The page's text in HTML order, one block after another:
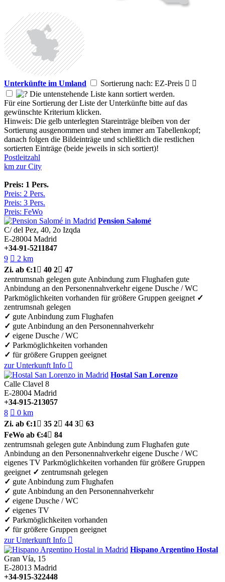
Unterkünfte im Umland Sortierung nach: EZ-Preis  
Die untenstehende Liste kann sortiert werden.
Für eine Sortierung der Liste der Unterkünfte bitte auf das
gewünschte Kriterium klicken.
Hinweis: Die gelb unterlegten Stareinträge bleiben von der
Sortierung ausgenommen und stehen immer am Tabellenkopf;
danach folgen die Bildeinträge und schließlich die restlichen
sortierten Einträge (beide jeweils in sich sortiert)!
Postleitzahl
km zur City
Preis: 1 Pers.
Preis: 2 Pers.
Preis: 3 Pers.
Preis: FeWo
Pension Salomé
C/ del Pez, 40, 2o Izqda
E-28004 Madrid
+34-91-5211847
9  2 km
Zi. ab €:1 40 2 47
zentrumsnah gelegen gute Anbindung zum Flughafen gute
Anbindung an den Personennahverkehr eigene Dusche / WC
Parkmöglichkeiten vorhanden für größere Gruppen geeignet ✓
zentrumsnah gelegen
✓ gute Anbindung zum Flughafen
✓ gute Anbindung an den Personennahverkehr
✓ eigene Dusche / WC
✓ Parkmöglichkeiten vorhanden
✓ für größere Gruppen geeignet
zur Unterkunft Info 
Hostal San Lorenzo
Calle Clavel 8
E-28004 Madrid
+34-915-213057
8  0 km
Zi. ab €:1 35 2 44 3 63
FeWo ab €:4 84
zentrumsnah gelegen gute Anbindung zum Flughafen gute
Anbindung an den Personennahverkehr eigene Dusche / WC
eigenes TV Parkmöglichkeiten vorhanden für größere Gruppen
geeignet ✓ zentrumsnah gelegen
✓ gute Anbindung zum Flughafen
✓ gute Anbindung an den Personennahverkehr
✓ eigene Dusche / WC
✓ eigenes TV
✓ Parkmöglichkeiten vorhanden
✓ für größere Gruppen geeignet
zur Unterkunft Info 
Hispano Argentino Hostal
Gran Vía, 15
E-28013 Madrid
+34-915-322448